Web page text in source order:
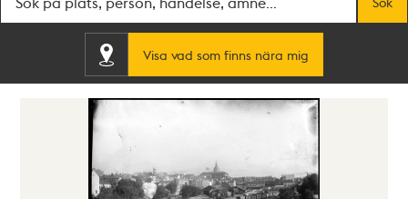
Visa vad som finns nära mig